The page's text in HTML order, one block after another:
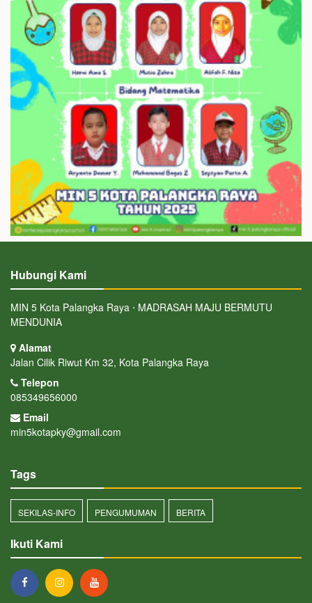
Hubungi Kami
MIN 5 Kota Palangka Raya ⋅ MADRASAH MAJU BERMUTU
MENDUNIA
Alamat
Jalan Cilik Riwut Km 32, Kota Palangka Raya
Telepon
085349656000
Email
min5kotapky@gmail.com
Tags
SEKILAS-INFO PENGUMUMAN BERITA
Ikuti Kami